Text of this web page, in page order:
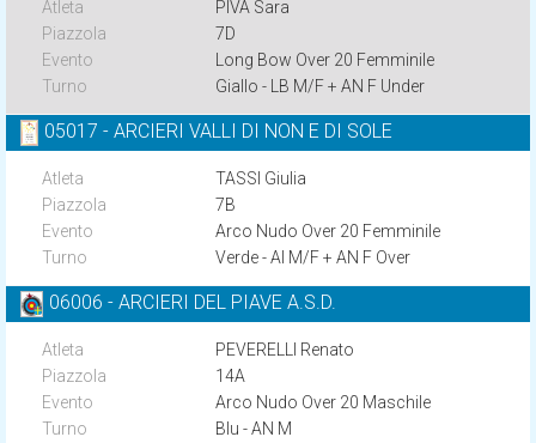
PIVA Sara
7D
Long Bow Over 20 Femminile
Giallo - LB M/F + AN F Under
05017 - ARCIERI VALLI DI NON E DI SOLE
TASSI Giulia
7B
Arco Nudo Over 20 Femminile
Verde - AI M/F + AN F Over
06006 - ARCIERI DEL PIAVE A.S.D.
PEVERELLI Renato
14A
Arco Nudo Over 20 Maschile
Blu - AN M